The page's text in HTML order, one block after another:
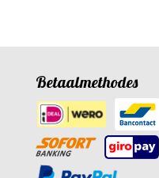
Betaalmethodes